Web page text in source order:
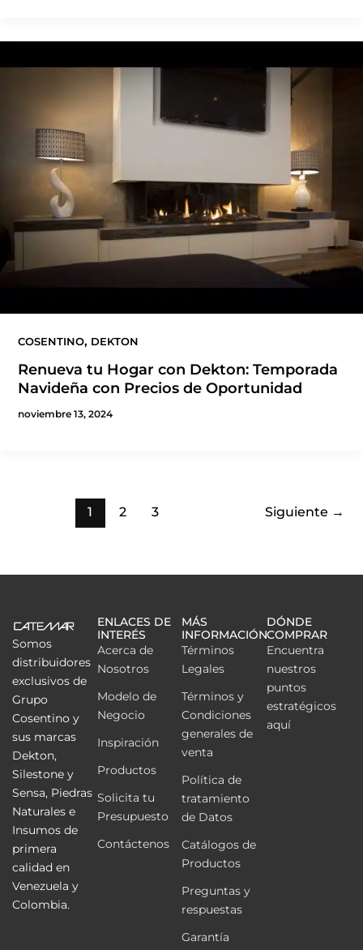
COSENTINO, DEKTON
Renueva tu Hogar con Dekton: Temporada
Navideña con Precios de Oportunidad
noviembre 13, 2024
1 2 3 Siguiente →
Somos
distribuidores
exclusivos de
Grupo
Cosentino y
sus marcas
Dekton,
Silestone y
Sensa, Piedras
Naturales e
Insumos de
primera
calidad en
Venezuela y
Colombia.
ENLACES DE
INTERÉS
Acerca de
Nosotros
Modelo de
Negocio
Inspiración
Productos
Solicita tu
Presupuesto
Contáctenos
MÁS
INFORMACIÓN
Términos
Legales
Términos y
Condiciones
generales de
venta
Política de
tratamiento
de Datos
Catálogos de
Productos
Preguntas y
respuestas
Garantía
DÓNDE
COMPRAR
Encuentra
nuestros
puntos
estratégicos
aquí